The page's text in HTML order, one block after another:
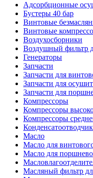
Адсорбционные
Бустеры 40 бар
Винтовые
Винтовые
Воздухосборники
Воздушный фильтр
Генераторы
Запчасти
Запчасти для
Запчасти для
Запчасти для
Компрессоры
Компрессоры
Компрессоры
Масло
Масло для
Масло для
Масляный фильтр